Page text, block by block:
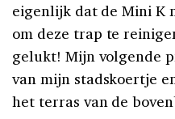
eigenlijk dat de Mini K
om deze trap te
gelukt! Mijn volgende
van mijn stadskoertje
het terras van de